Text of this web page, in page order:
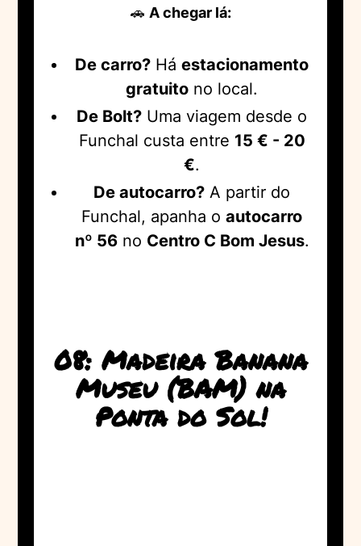
🚗 A chegar lá:
De carro? Há estacionamento
gratuito no local.
De Bolt? Uma viagem desde o
Funchal custa entre 15 € - 20
€.
De autocarro? A partir do
Funchal, apanha o autocarro
nº 56no Centro C Bom Jesus.
08: Madeira Banana
Museu (BAM) na
Ponta do Sol!